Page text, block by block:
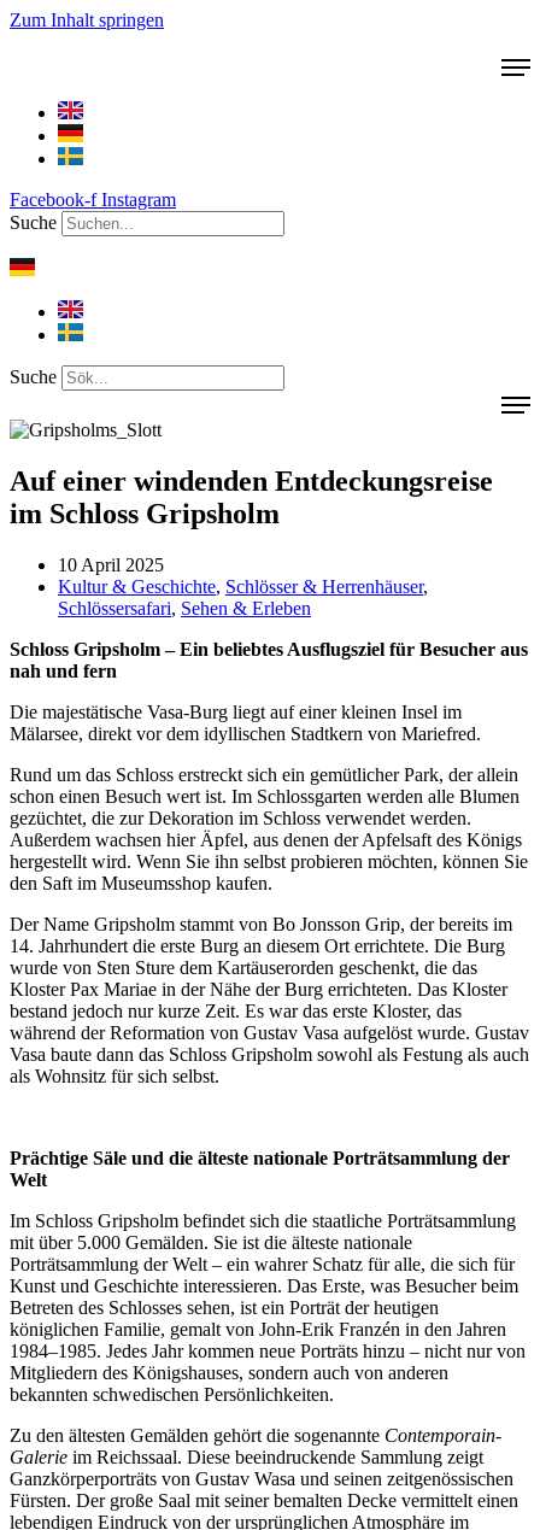
Zum Inhalt springen
Facebook-f Instagram
Suche
Suche
Auf einer windenden Entdeckungsreise
im Schloss Gripsholm
10 April 2025
Kultur & Geschichte, Schlösser & Herrenhäuser,
Schlössersafari, Sehen & Erleben
Schloss Gripsholm – Ein beliebtes Ausflugsziel für Besucher aus
nah und fern
Die majestätische Vasa-Burg liegt auf einer kleinen Insel im
Mälarsee, direkt vor dem idyllischen Stadtkern von Mariefred.
Rund um das Schloss erstreckt sich ein gemütlicher Park, der allein
schon einen Besuch wert ist. Im Schlossgarten werden alle Blumen
gezüchtet, die zur Dekoration im Schloss verwendet werden.
Außerdem wachsen hier Äpfel, aus denen der Apfelsaft des Königs
hergestellt wird. Wenn Sie ihn selbst probieren möchten, können Sie
den Saft im Museumsshop kaufen.
Der Name Gripsholm stammt von Bo Jonsson Grip, der bereits im
14. Jahrhundert die erste Burg an diesem Ort errichtete. Die Burg
wurde von Sten Sture dem Kartäuserorden geschenkt, die das
Kloster Pax Mariae in der Nähe der Burg errichteten. Das Kloster
bestand jedoch nur kurze Zeit. Es war das erste Kloster, das
während der Reformation von Gustav Vasa aufgelöst wurde. Gustav
Vasa baute dann das Schloss Gripsholm sowohl als Festung als auch
als Wohnsitz für sich selbst.
Prächtige Säle und die älteste nationale Porträtsammlung der
Welt
Im Schloss Gripsholm befindet sich die staatliche Porträtsammlung
mit über 5.000 Gemälden. Sie ist die älteste nationale
Porträtsammlung der Welt – ein wahrer Schatz für alle, die sich für
Kunst und Geschichte interessieren. Das Erste, was Besucher beim
Betreten des Schlosses sehen, ist ein Porträt der heutigen
königlichen Familie, gemalt von John-Erik Franzén in den Jahren
1984–1985. Jedes Jahr kommen neue Porträts hinzu – nicht nur von
Mitgliedern des Königshauses, sondern auch von anderen
bekannten schwedischen Persönlichkeiten.
Zu den ältesten Gemälden gehört die sogenannte Contemporain-
Galerie im Reichssaal. Diese beeindruckende Sammlung zeigt
Ganzkörperporträts von Gustav Wasa und seinen zeitgenössischen
Fürsten. Der große Saal mit seiner bemalten Decke vermittelt einen
lebendigen Eindruck von der ursprünglichen Atmosphäre im